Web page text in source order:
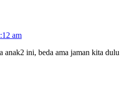
am
anak2 ini, beda ama jaman kita dulu